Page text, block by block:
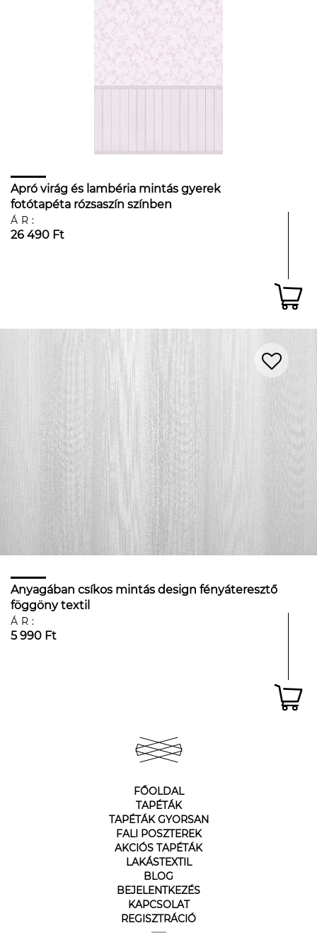
Apró virág és lambéria mintás gyerek
fotótapéta rózsaszín színben
ÁR:
26 490 Ft
Anyagában csíkos mintás design fényáteresztő
föggöny textil
ÁR:
5 990 Ft
FŐOLDAL
TAPÉTÁK
TAPÉTÁK GYORSAN
FALI POSZTEREK
AKCIÓS TAPÉTÁK
LAKÁSTEXTIL
BLOG
BEJELENTKEZÉS
KAPCSOLAT
REGISZTRÁCIÓ